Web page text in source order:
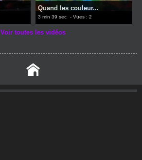
Quand les couleur...
3 min 39 sec - Vues : 2
Voir toutes les vidéos